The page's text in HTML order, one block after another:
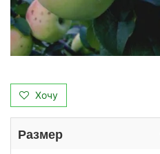
Хочу
Размер